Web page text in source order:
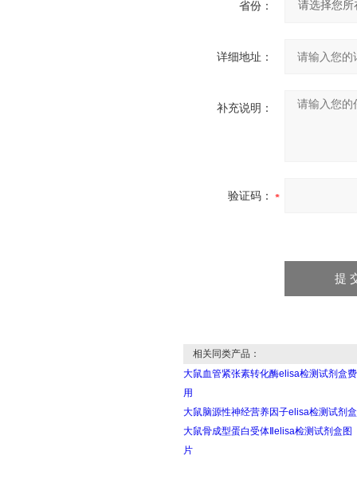
省份：
详细地址：
补充说明：
验证码：
相关同类产品：
大鼠血管紧张素转化酶elisa检测试剂盒费
用
大鼠脑源性神经营养因子elisa检测试剂盒
大鼠骨成型蛋白受体Ⅱelisa检测试剂盒图
片